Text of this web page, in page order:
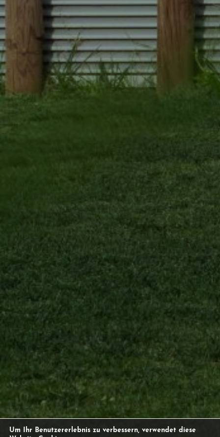
Um Ihr Benutzererlebnis zu verbessern, verwendet diese